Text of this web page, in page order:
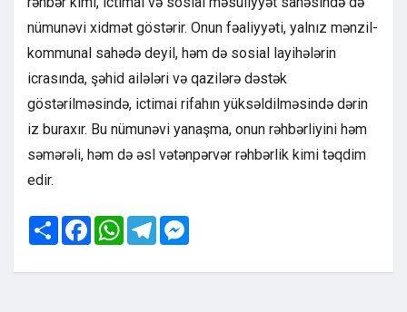
nümunəvi xidmət göstərir. Onun fəaliyyəti, yalnız mənzil-
kommunal sahədə deyil, həm də sosial layihələrin
icrasında, şəhid ailələri və qazilərə dəstək
göstərilməsində, ictimai rifahın yüksəldilməsində dərin
iz buraxır. Bu nümunəvi yanaşma, onun rəhbərliyini həm
səmərəli, həm də əsl vətənpərvər rəhbərlik kimi təqdim
edir.
Share FacebookWhatsAppTelegram